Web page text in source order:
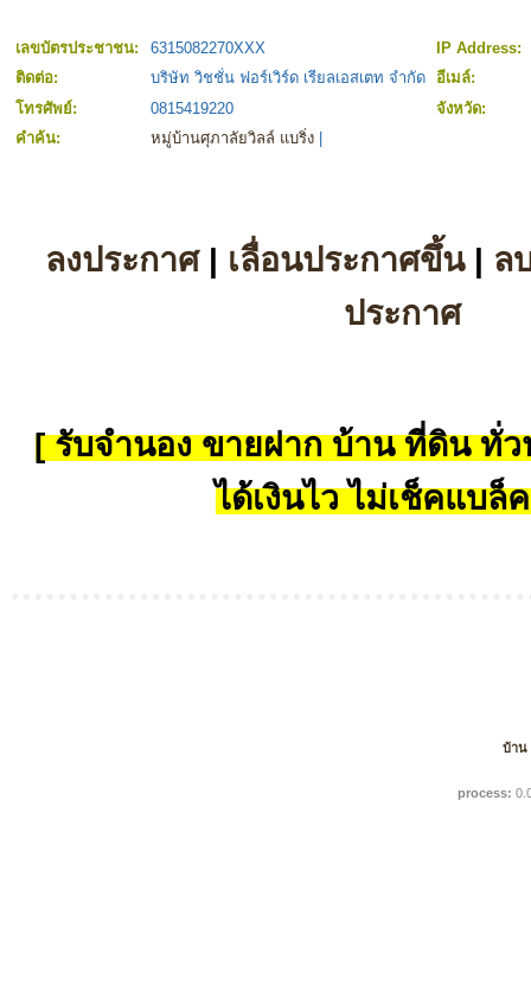
เลขบัตรประชาชน: 6315082270XXX
IP Address:
ติดต่อ:
บริษัท วิชชั่น ฟอร์เวิร์ด เรียลเอสเตท จำกัด
อีเมล์:
โทรศัพย์:
0815419220
จังหวัด:
คำค้น:
หมู่บ้านศุภาลัยวิลล์ แบริ่ง
ลงประกาศ| เลื่อนประกาศขึ้น| ล
ประกาศ
[ รับจำนอง ขายฝาก บ้าน ที่ดิน ทั่ว
ได้เงินไว ไม่เช็คแบล็
บ้าน
process: